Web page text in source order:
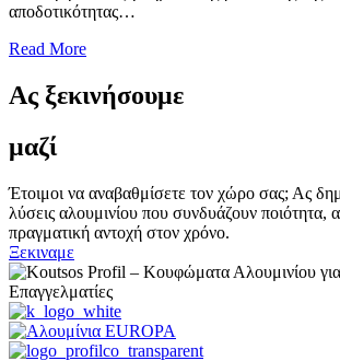
αποδοτικότητας…
Read More
Ας ξεκινήσουμε
μαζί
Έτοιμοι να αναβαθμίσετε τον χώρο σας; Ας
λύσεις αλουμινίου που συνδυάζουν ποιότητα,
πραγματική αντοχή στον χρόνο.
Ξεκιναμε